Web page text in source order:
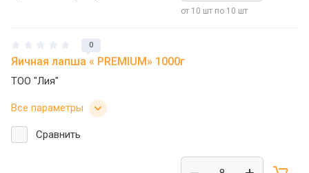
от 10 шт по 10 шт
0
Яичная лапша « PREMIUM» 1000г
ТОО "Лия"
Все параметры
Сравнить